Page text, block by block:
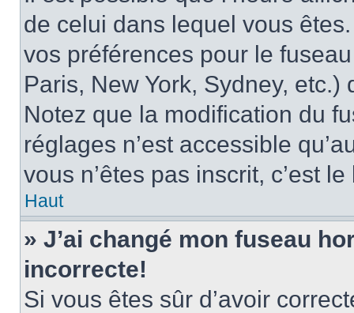
de celui dans lequel vous
vos préférences pour le
Paris, New York, Sydney, etc.)
Notez que la modification du
réglages n’est accessible
vous n’êtes pas inscrit, c’est
Haut
» J’ai changé mon fuseau
incorrecte!
Si vous êtes sûr d’avoir